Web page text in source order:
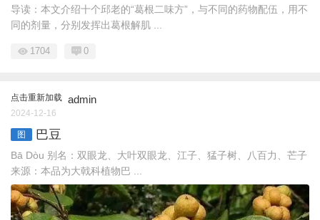
导读：本文介绍十个邱老的“葛根二味方”，与不同的药物配伍，用不
同的剂量，分别发挥出葛根解肌 ...
1704 0
点击重新加载 admin
2024-12-16
图 巴豆
Bā Dòu 别名：双眼龙、大叶双眼龙、江子、猛子树、八百力、芒子
来源：本品为大戟科植物巴 ...